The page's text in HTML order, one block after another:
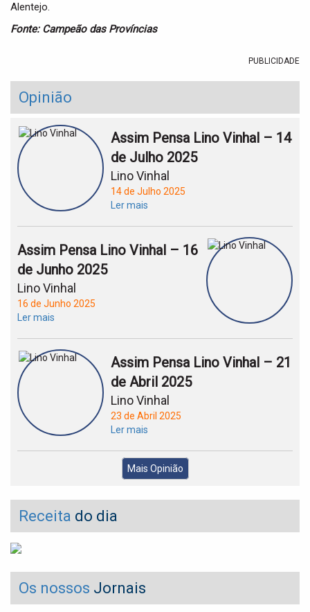
Alentejo.
Fonte: Campeão das Províncias
PUBLICIDADE
Opinião
Assim Pensa Lino Vinhal – 14
de Julho 2025
Lino Vinhal
14 de Julho 2025
Ler mais
Assim Pensa Lino Vinhal – 16
de Junho 2025
Lino Vinhal
16 de Junho 2025
Ler mais
Assim Pensa Lino Vinhal – 21
de Abril 2025
Lino Vinhal
23 de Abril 2025
Ler mais
Mais Opinião
Receita do dia
Os nossos Jornais